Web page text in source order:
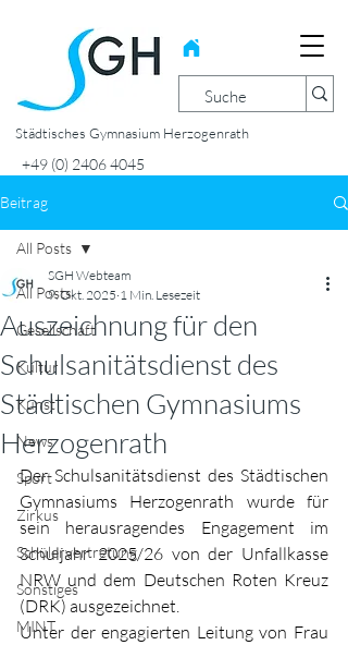
Städtisches Gymnasium Herzogenrath
+49 (0) 2406 4045
Beitrag
All Posts
Gesellschaft
Kultur
Kunst
News
Sport
Zirkus
Schülervertretung
Sonstiges
MINT
All Posts
Auszeichnung für den
Schulsanitätsdienst des
Städtischen Gymnasiums
Herzogenrath
SGH Webteam
9. Okt. 2025 1 Min. Lesezeit
Der Schulsanitätsdienst des Städtischen
Gymnasiums Herzogenrath wurde für
sein herausragendes Engagement im
Schuljahr 2025/26 von der Unfallkasse
NRW und dem Deutschen Roten Kreuz
(DRK) ausgezeichnet.
Unter der engagierten Leitung von Frau